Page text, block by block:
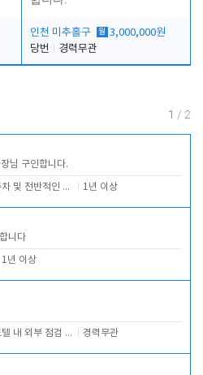
인천 미추홀구 월 3,000,000원
당번
경력무관
1 / 2
님 구인합니다.
주차 및 전반적인 당번업무 1년 이상
니다
1년 이상
호텔 내 외부 점검 및 프런트 운영 경력무관